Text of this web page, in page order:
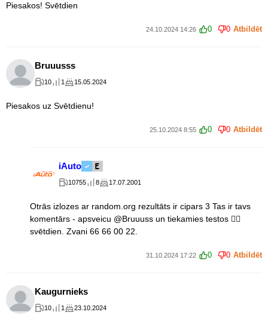
Piesakos! Svētdien
24.10.2024 14:26 0 0 Atbildēt
Bruuusss
10 1 15.05.2024
Piesakos uz Svētdienu!
25.10.2024 8:55 0 0 Atbildēt
iAuto
10755 8 17.07.2001
Otrās izlozes ar random.org rezultāts ir cipars 3 Tas ir tavs
komentārs - apsveicu @Bruuuss un tiekamies testos 👍🏻
svētdien. Zvani 66 66 00 22.
31.10.2024 17:22 0 0 Atbildēt
Kaugurnieks
10 1 23.10.2024